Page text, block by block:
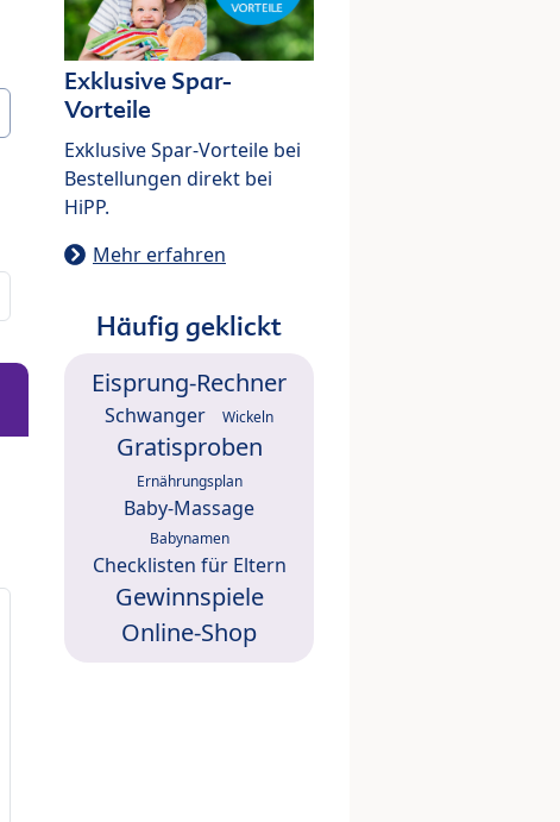
Exklusive Spar-
Vorteile
Exklusive Spar-Vorteile bei
Bestellungen direkt bei
HiPP.
Mehr erfahren
Häufig geklickt
Eisprung-Rechner
Schwanger Wickeln
Gratisproben
Ernährungsplan
Baby-Massage
Babynamen
Checklisten für Eltern
Gewinnspiele
Online-Shop